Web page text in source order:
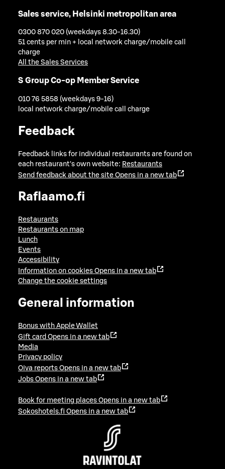
Sales service, Helsinki metropolitan area
0300 870 020 (weekdays 8.30-16.30)
51 cents per min + local network charge/mobile call
charge
All the Sales Services
S Group Co-op Member Service
010 76 5858 (weekdays 9-16)
local network charge/mobile call charge
Feedback
Feedback links for individual restaurants are found on
each restaurant's own website: Restaurants
Send feedback about the site Opens in a new tab
Raflaamo.fi
Restaurants
Restaurants on map
Lunch
Events
Accessibility
Information on cookies Opens in a new tab
Change the cookie settings
General information
Bonus with Apple Wallet
Gift card Opens in a new tab
Media
Privacy policy
Oiva reports Opens in a new tab
Jobs Opens in a new tab
Book for meeting places Opens in a new tab
Sokoshotels.fi Opens in a new tab